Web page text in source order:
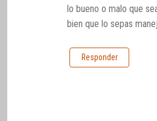
lo bueno o malo que
bien que lo sepas
Responder